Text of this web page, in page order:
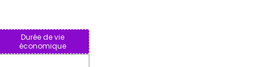
Durée de vie
économique